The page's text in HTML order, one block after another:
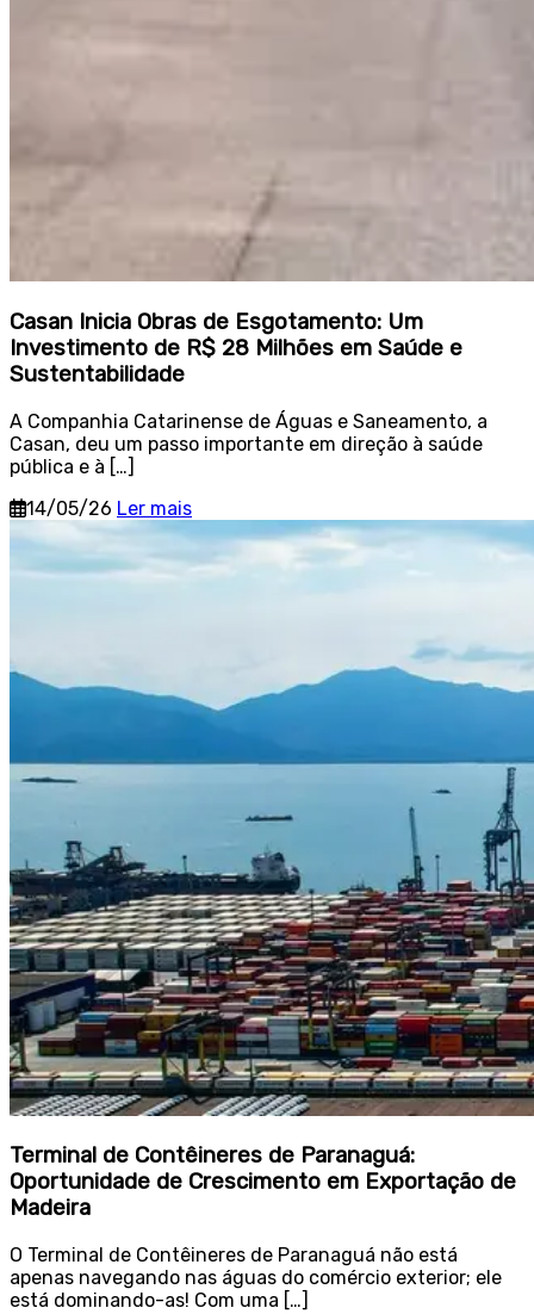
Casan Inicia Obras de Esgotamento: Um
Investimento de R$ 28 Milhões em Saúde e
Sustentabilidade
A Companhia Catarinense de Águas e Saneamento, a
Casan, deu um passo importante em direção à saúde
pública e à […]
14/05/26 Ler mais
Terminal de Contêineres de Paranaguá:
Oportunidade de Crescimento em Exportação de
Madeira
O Terminal de Contêineres de Paranaguá não está
apenas navegando nas águas do comércio exterior; ele
está dominando-as! Com uma […]